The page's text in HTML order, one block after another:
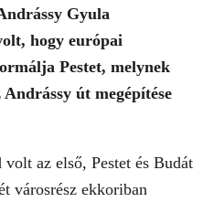
Gyula
hogy európai
Pestet, melynek
Andrássy út megépítése
az első, Pestet és Budát
városrész ekkoriban